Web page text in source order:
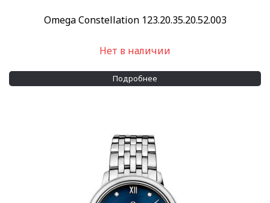
Omega Constellation 123.20.35.20.52.003
Нет в наличии
Подробнее